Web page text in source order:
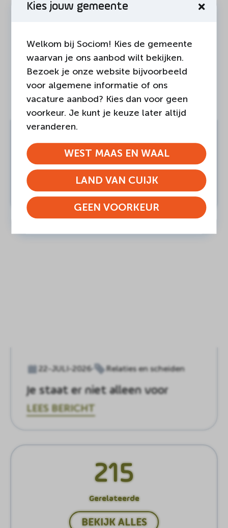
04-AUGUSTUS-2026 Land van Cuijk
Nieuwe plek voor Intercultureel
Centrum Safina
LEES BERICHT
22-JULI-2026 Relaties en scheiden
Je staat er niet alleen voor
LEES BERICHT
215
Gerelateerde
BEKIJK ALLES
Kies jouw gemeente
Welkom bij Sociom! Kies de gemeente
waarvan je ons aanbod wilt bekijken.
Bezoek je onze website bijvoorbeeld
voor algemene informatie of ons
vacature aanbod? Kies dan voor geen
voorkeur. Je kunt je keuze later altijd
veranderen.
WEST MAAS EN WAAL
LAND VAN CUIJK
GEEN VOORKEUR